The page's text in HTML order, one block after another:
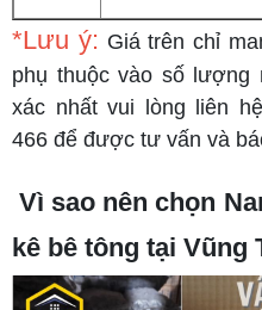
*Lưu ý: Giá trên chỉ
phụ thuộc vào số lượng
xác nhất vui lòng liên
466 để được tư vấn và
Vì sao nên chọn
kê bê tông tại Vũng